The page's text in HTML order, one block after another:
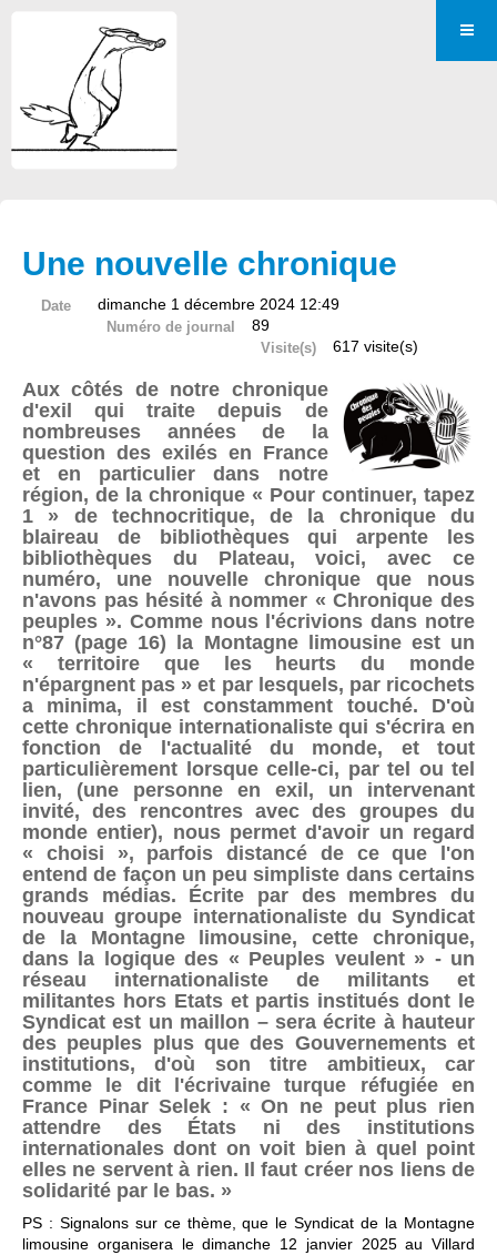
Une nouvelle chronique
Date dimanche 1 décembre 2024 12:49
Numéro de journal 89
Visite(s) 617 visite(s)
Aux côtés de notre chronique
d'exil qui traite depuis de
nombreuses années de la
question des exilés en France
et en particulier dans notre
région, de la chronique « Pour continuer, tapez
1 » de technocritique, de la chronique du
blaireau de bibliothèques qui arpente les
bibliothèques du Plateau, voici, avec ce
numéro, une nouvelle chronique que nous
n'avons pas hésité à nommer « Chronique des
peuples ». Comme nous l'écrivions dans notre
n°87 (page 16) la Montagne limousine est un
« territoire que les heurts du monde
n'épargnent pas » et par lesquels, par ricochets
a minima, il est constamment touché. D'où
cette chronique internationaliste qui s'écrira en
fonction de l'actualité du monde, et tout
particulièrement lorsque celle-ci, par tel ou tel
lien, (une personne en exil, un intervenant
invité, des rencontres avec des groupes du
monde entier), nous permet d'avoir un regard
« choisi », parfois distancé de ce que l'on
entend de façon un peu simpliste dans certains
grands médias. Écrite par des membres du
nouveau groupe internationaliste du Syndicat
de la Montagne limousine, cette chronique,
dans la logique des « Peuples veulent » - un
réseau internationaliste de militants et
militantes hors Etats et partis institués dont le
Syndicat est un maillon – sera écrite à hauteur
des peuples plus que des Gouvernements et
institutions, d'où son titre ambitieux, car
comme le dit l'écrivaine turque réfugiée en
France Pinar Selek : « On ne peut plus rien
attendre des États ni des institutions
internationales dont on voit bien à quel point
elles ne servent à rien. Il faut créer nos liens de
solidarité par le bas. »
PS : Signalons sur ce thème, que le Syndicat de la Montagne
limousine organisera le dimanche 12 janvier 2025 au Villard